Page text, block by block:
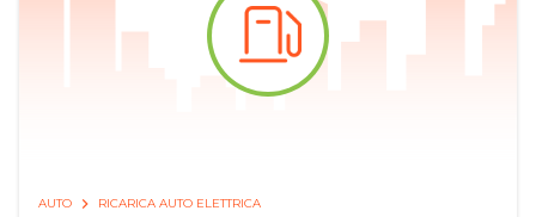
AUTO RICARICA AUTO ELETTRICA